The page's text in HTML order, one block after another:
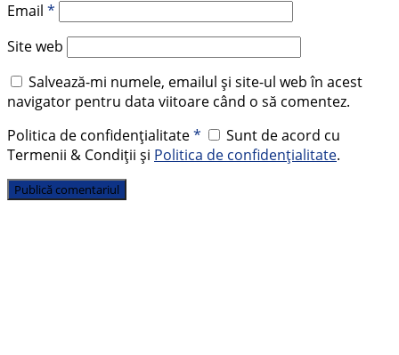
Email *
Site web
Salvează-mi numele, emailul și site-ul web în acest
navigator pentru data viitoare când o să comentez.
Politica de confidențialitate*
Sunt de acord cu
Termenii & Condiții și Politica de confidențialitate.